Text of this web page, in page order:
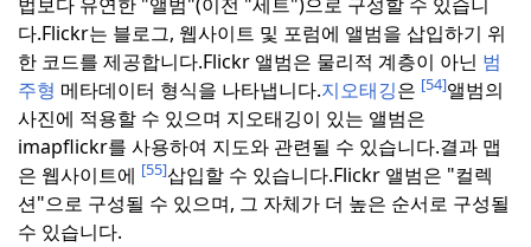
다.Flickr는 블로그, 웹사이트 및 포럼에 앨범을 삽입하기 위
한 코드를 제공합니다.Flickr 앨범은 물리적 계층이 아닌 범
주형 메타데이터 형식을 나타냅니다.지오태깅은 [54]앨범의
사진에 적용할 수 있으며 지오태깅이 있는 앨범은
imapflickr를 사용하여 지도와 관련될 수 있습니다.결과 맵
은 웹사이트에 [55]삽입할 수 있습니다.Flickr 앨범은 "컬렉
션"으로 구성될 수 있으며, 그 자체가 더 높은 순서로 구성될
수 있습니다.